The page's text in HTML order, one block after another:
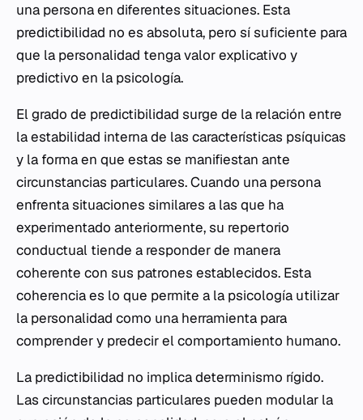
una persona en diferentes situaciones. Esta
predictibilidad no es absoluta, pero sí suficiente para
que la personalidad tenga valor explicativo y
predictivo en la psicología.
El grado de predictibilidad surge de la relación entre
la estabilidad interna de las características psíquicas
y la forma en que estas se manifiestan ante
circunstancias particulares. Cuando una persona
enfrenta situaciones similares a las que ha
experimentado anteriormente, su repertorio
conductual tiende a responder de manera
coherente con sus patrones establecidos. Esta
coherencia es lo que permite a la psicología utilizar
la personalidad como una herramienta para
comprender y predecir el comportamiento humano.
La predictibilidad no implica determinismo rígido.
Las circunstancias particulares pueden modular la